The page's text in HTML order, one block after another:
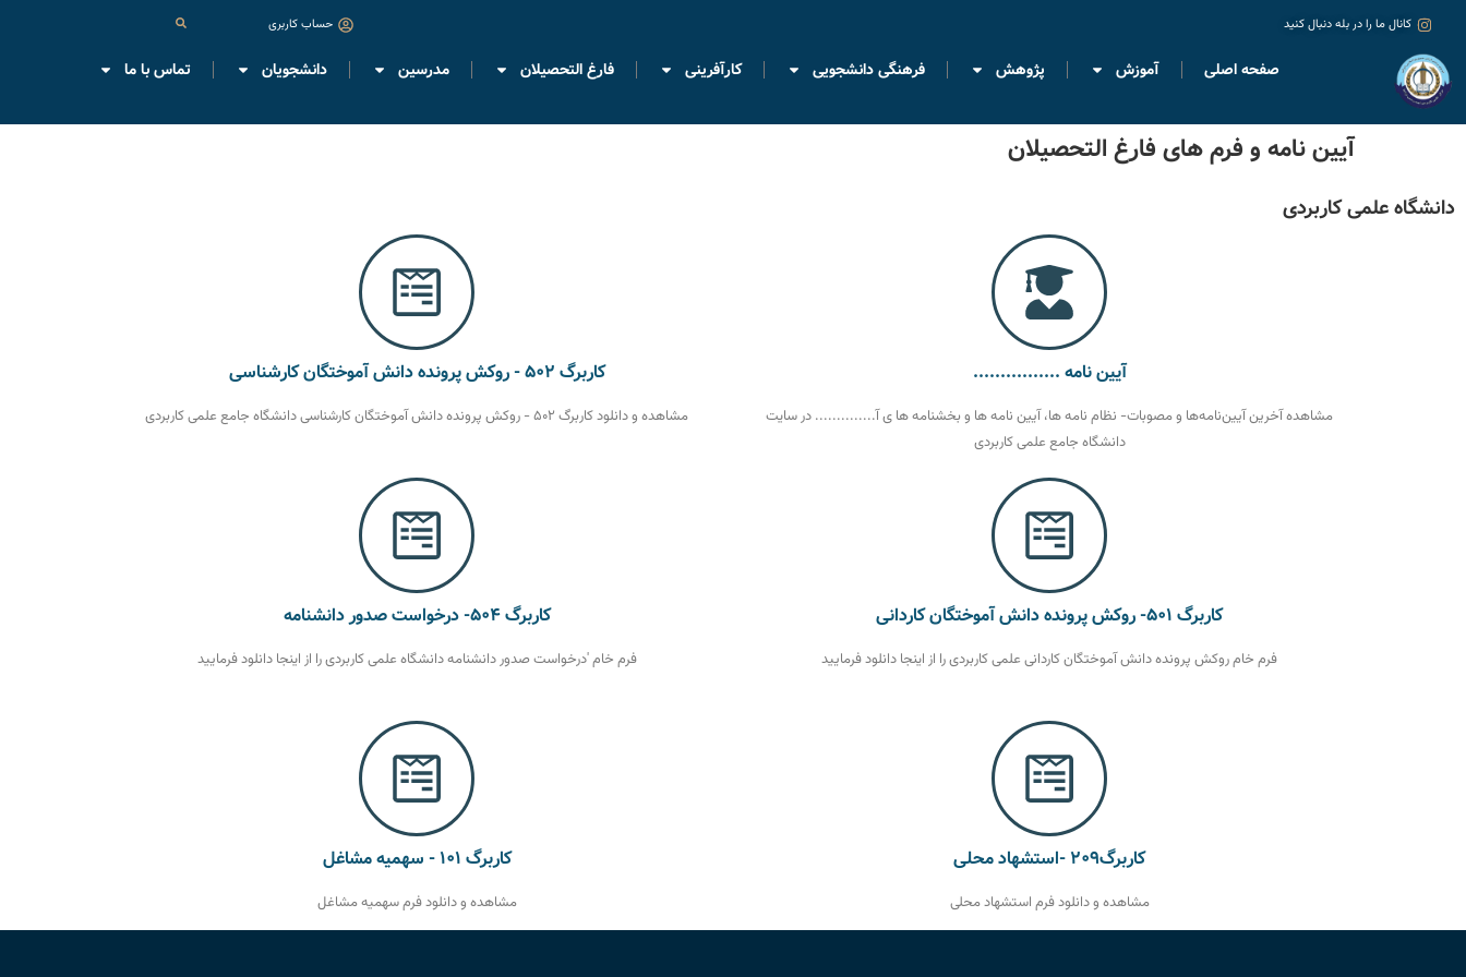
کانال ما را در بله دنبال کنید حساب کاربری
صفحه اصلی آموزش پژوهش فرهنگی دانشجویی کارآفرینی فارغ التحصیلان مدرسین دانشجویان تماس با ما
آیین نامه و فرم های فارغ التحصیلان
دانشگاه علمی کاربردی
آیین نامه ................
مشاهده آخرین آیین‌نامه‌ها و مصوبات- نظام نامه ها، آیین نامه ها و بخشنامه ها ی آ.............. در سایت
دانشگاه جامع علمی کاربردی
کاربرگ ۵۰۲ - روکش پرونده دانش آموختگان کارشناسی
مشاهده و دانلود کاربرگ ۵۰۲ - روکش پرونده دانش آموختگان کارشناسی دانشگاه جامع علمی کاربردی
کاربرگ ۵۰۱- روکش پرونده دانش آموختگان کاردانی
فرم خام روکش پرونده دانش آموختگان کاردانی علمی کاربردی را از اینجا دانلود فرمایید
کاربرگ ۵۰۴- درخواست صدور دانشنامه
فرم خام 'درخواست صدور دانشنامه دانشگاه علمی کاربردی را از اینجا دانلود فرمایید
کاربرگ۲۰۹ -استشهاد محلی
مشاهده و دانلود فرم استشهاد محلی
کاربرگ ۱۰۱ - سهمیه مشاغل
مشاهده و دانلود فرم سهمیه مشاغل